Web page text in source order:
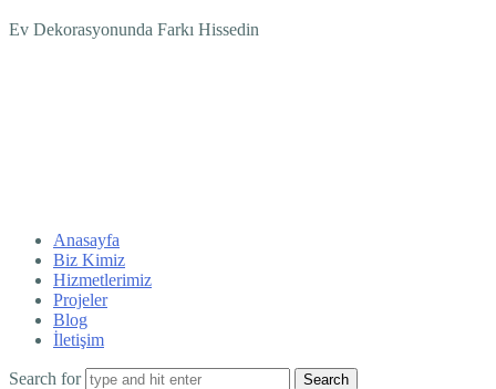
Ev Dekorasyonunda Farkı Hissedin
Anasayfa
Biz Kimiz
Hizmetlerimiz
Projeler
Blog
İletişim
Search for